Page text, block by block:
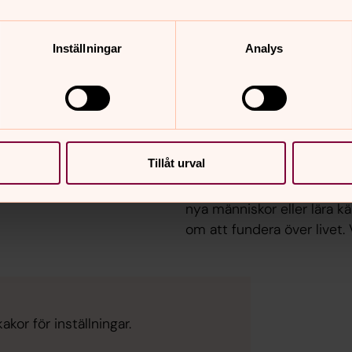
Inställningar Analys
Tillåt urval
du hänga, spela spel,
Fika finns. Ibland lagar vi
Konfirmation
Vad är viktigt för ett gott
konfirmand finns
varje dag. Du får också ta
nya människor eller lära
om att fundera över livet.
för inställningar.